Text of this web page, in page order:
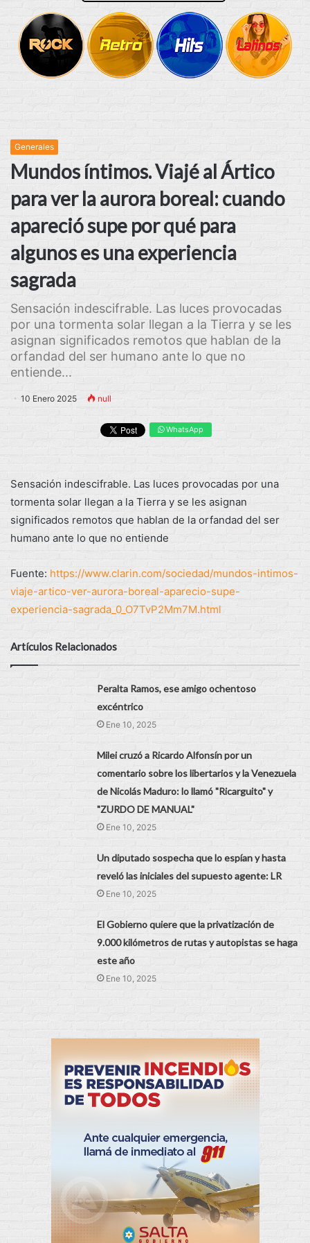
Generales
Mundos íntimos. Viajé al Ártico
para ver la aurora boreal: cuando
apareció supe por qué para
algunos es una experiencia
sagrada
Sensación indescifrable. Las luces provocadas
por una tormenta solar llegan a la Tierra y se les
asignan significados remotos que hablan de la
orfandad del ser humano ante lo que no
entiende...
10 Enero 2025 null
WhatsApp
Sensación indescifrable. Las luces provocadas por una
tormenta solar llegan a la Tierra y se les asignan
significados remotos que hablan de la orfandad del ser
humano ante lo que no entiende
Fuente: https://www.clarin.com/sociedad/mundos-intimos-
viaje-artico-ver-aurora-boreal-aparecio-supe-
experiencia-sagrada_0_O7TvP2Mm7M.html
Artículos Relacionados
Peralta Ramos, ese amigo ochentoso
excéntrico
Ene 10, 2025
Milei cruzó a Ricardo Alfonsín por un
comentario sobre los libertarios y la Venezuela
de Nicolás Maduro: lo llamó "Ricarguito" y
"ZURDO DE MANUAL"
Ene 10, 2025
Un diputado sospecha que lo espían y hasta
reveló las iniciales del supuesto agente: LR
Ene 10, 2025
El Gobierno quiere que la privatización de
9.000 kilómetros de rutas y autopistas se haga
este año
Ene 10, 2025